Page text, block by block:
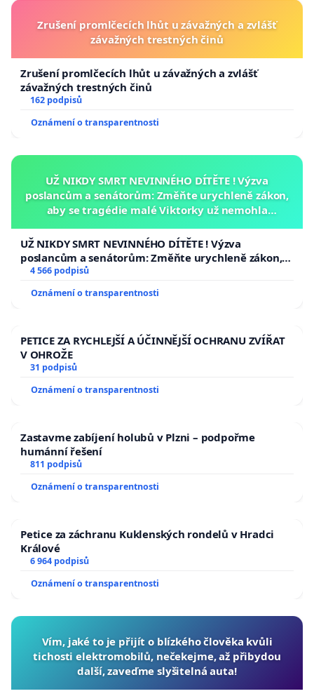
Zrušení promlčecích lhůt u závažných a zvlášť
závažných trestných činů
Zrušení promlčecích lhůt u závažných a zvlášť
závažných trestných činů
162 podpisů
Oznámení o transparentnosti
UŽ NIKDY SMRT NEVINNÉHO DÍTĚTE ! Výzva
poslancům a senátorům: Změňte urychleně zákon,
aby se tragédie malé Viktorky už nemohla
UŽ NIKDY SMRT NEVINNÉHO DÍTĚTE ! Výzva
poslancům a senátorům: Změňte urychleně zákon,
aby se tragédie malé Viktorky už nemohla opakovat!
4 566 podpisů
Oznámení o transparentnosti
PETICE ZA RYCHLEJŠÍ A ÚČINNĚJŠÍ OCHRANU ZVÍŘAT
V OHROŽE
31 podpisů
Oznámení o transparentnosti
Zastavme zabíjení holubů v Plzni – podpořme
humánní řešení
811 podpisů
Oznámení o transparentnosti
Petice za záchranu Kuklenských rondelů v Hradci
Králové
6 964 podpisů
Oznámení o transparentnosti
Vím, jaké to je přijít o blízkého člověka kvůli
tichosti elektromobilů, nečekejme, až přibydou
další, zaveďme slyšitelná auta!